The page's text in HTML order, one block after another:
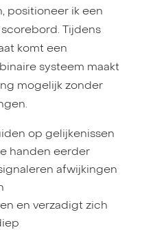
positioneer ik een
Tijdens
komt een
systeem maakt
mogelijk zonder
op gelijkenissen
handen eerder
afwijkingen
en verzadigt zich